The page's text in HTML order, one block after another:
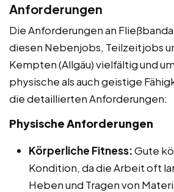
Anforderungen
Die Anforderungen an
diesen Nebenjobs, Teilzeitjobs
Kempten (Allgäu) vielfältig und
physische als auch geistige
die detaillierten Anforderungen:
Physische Anforderungen
Körperliche Fitness:Gute
Kondition, da die Arbeit oft
Heben und Tragen von